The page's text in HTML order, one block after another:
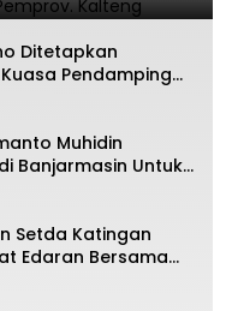
Ditetapkan
Pendamping
Hukum, Kami
Muhidin
Banjarmasin Untuk
Desa Tahun 2026
Setda Katingan
Edaran Bersama
Membaca